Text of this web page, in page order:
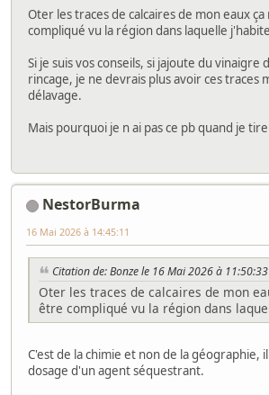
Oter les traces de calcaires de mon eaux
compliqué vu la région dans laquelle
Si je suis vos conseils, si jajoute du vinaigre
rincage, je ne devrais plus avoir ces traces
délavage.
Mais pourquoi je n ai pas ce pb quand je
NestorBurma
16 Mai 2026 à 14:45:11
Citation de: Bonze le 16 Mai 2026 à 11:50:33
Oter les traces de calcaires de mon
être compliqué vu la région dans
C'est de la chimie et non de la géographie,
dosage d'un agent séquestrant.